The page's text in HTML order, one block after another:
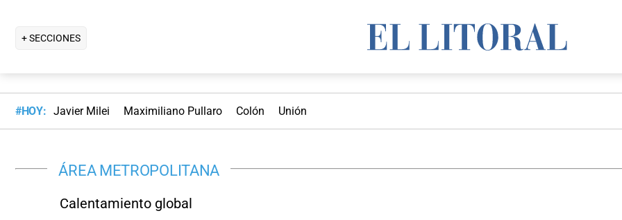
+ SECCIONES
#HOY: Javier Milei Maximiliano Pullaro Colón Unión
ÁREA METROPOLITANA
Calentamiento global